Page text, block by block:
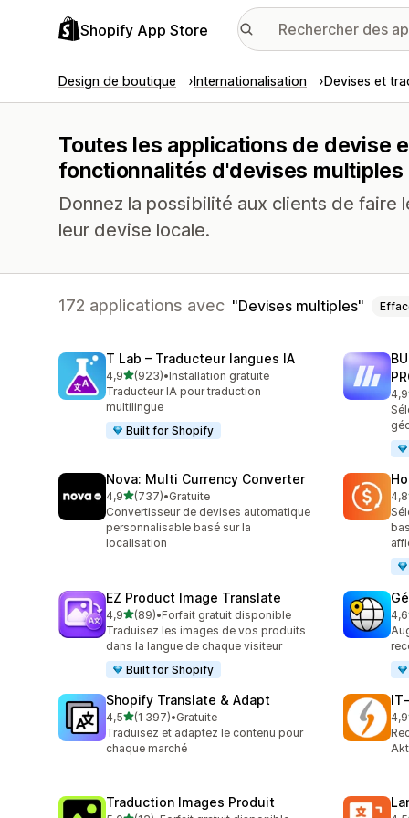
Shopify App Store
Design de boutique Internationalisation Devises et
Toutes les applications de devise
fonctionnalités d'devises multiples
Donnez la possibilité aux clients de faire
leur devise locale.
172 applications avec Devises multiples
T Lab – Traducteur langues IA
4,9étoile(s) sur 5
(923)
923 avis au total
•Installation gratuite
Traducteur IA pour traduction
multilingue
Built for Shopify
4,9
Nova: Multi Currency Converter
4,9étoile(s) sur 5
(737)
737 avis au total
•Gratuite
Convertisseur de devises automatique
personnalisable basé sur la
localisation
4,8
88
EZ Product Image Translate
4,9étoile(s) sur 5
(89)
89 avis au total
•Forfait gratuit disponible
Traduisez les images de vos produits
dans la langue de chaque visiteur
Built for Shopify
4,6
Shopify Translate & Adapt
4,5étoile(s) sur 5
(1 397)
1397 avis au total
•Gratuite
Traduisez et adaptez le contenu pour
chaque marché
4,9
18
Traduction Images Produit